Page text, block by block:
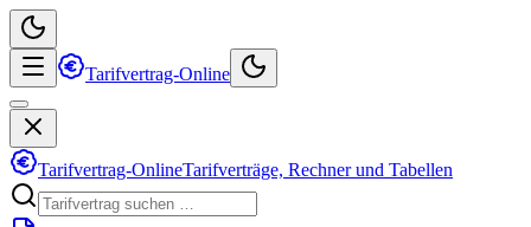
Tarifvertrag-Online
Tarifvertrag-OnlineTarifverträge, Rechner und Tabellen